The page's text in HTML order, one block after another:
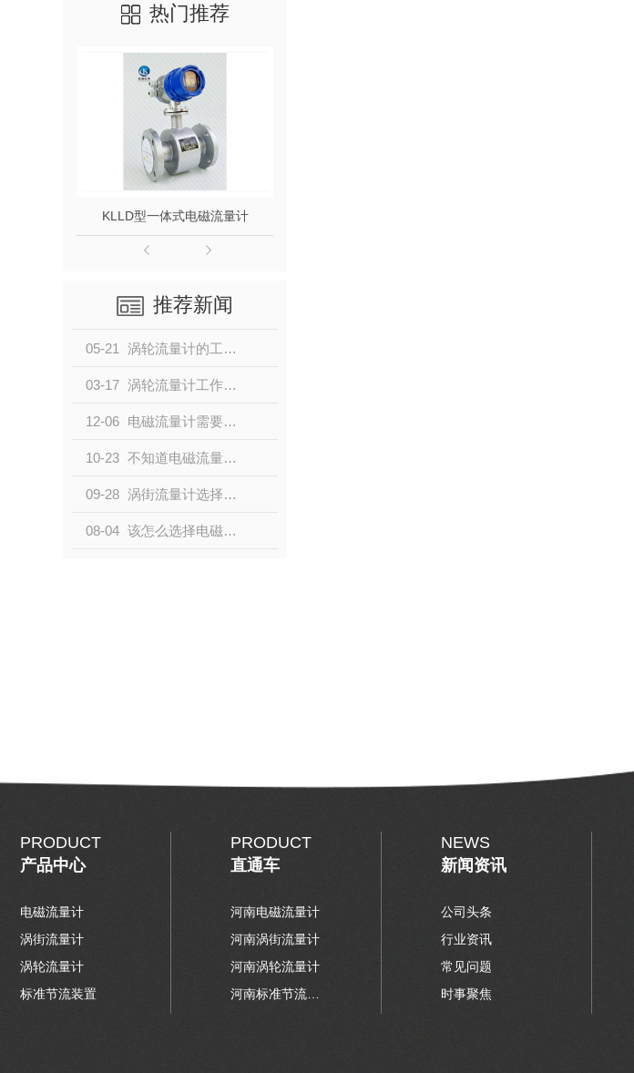
热门推荐
KLLD型一体式电磁流量计
推荐新闻
05-21 涡轮流量计的工作原理与结构
03-17 涡轮流量计工作原理及结构
12-06 电磁流量计需要做哪些专项检测？小编带大家了解一下
10-23 不知道电磁流量器有哪些优缺点的请点击这里！
09-28 涡街流量计选择配件时的注意事项
08-04 该怎么选择电磁流量计？别担心，看这里
PRODUCT
产品中心
电磁流量计
涡街流量计
涡轮流量计
标准节流装置
PRODUCT
直通车
河南电磁流量计
河南涡街流量计
河南涡轮流量计
河南标准节流装置
NEWS
新闻资讯
公司头条
行业资讯
常见问题
时事聚焦